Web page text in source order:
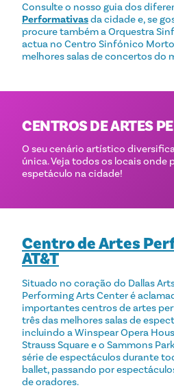
Consulte o nosso guia dos
Performativasda cidade e, se
procure também a Orquestra
actua no Centro Sinfónico
melhores salas de concertos do
CENTROS DE ARTES
O seu cenário artístico
única. Veja todos os locais onde
espetáculo na cidade!
Centro de Artes
AT&T
Situado no coração do Dallas
Performing Arts Center é
importantes centros de artes
três das melhores salas de
incluindo a Winspear Opera
Strauss Square e o Sammons
série de espectáculos durante
ballet, passando por
de oradores.